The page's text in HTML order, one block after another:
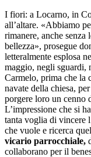
I fiori: a Locarno, in
all’altare. «Abbiamo
rimanere, anche
bellezza», prosegue
letteralmente esplosa
maggio, negli sguardi,
Carmelo, prima che la
navate della chiesa,
porgere loro un cenno
L’impressione che si
tanta voglia di vincere
che vuole e ricerca
vicario parrocchiale,
collaborano per il